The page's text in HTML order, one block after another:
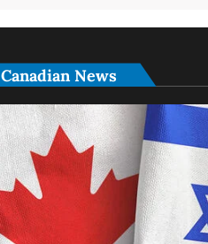
Canadian News